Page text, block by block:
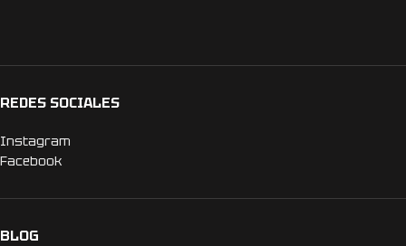
REDES SOCIALES
Instagram
Facebook
BLOG